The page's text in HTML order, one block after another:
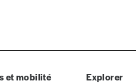
et mobilité
Explorer